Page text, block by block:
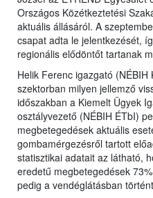
Országos Közétkeztetési
aktuális állásáról. A
csapat adta le jelentkezését,
regionális elődöntőt tartanak
Helik Ferenc igazgató
szektorban milyen jellemző
időszakban a Kiemelt Ügyek
osztályvezető (NÉBIH ÉTbI)
megbetegedések aktuális
gombamérgezésről tartott
statisztikai adatait az látható,
eredetű megbetegedések
pedig a vendéglátásban